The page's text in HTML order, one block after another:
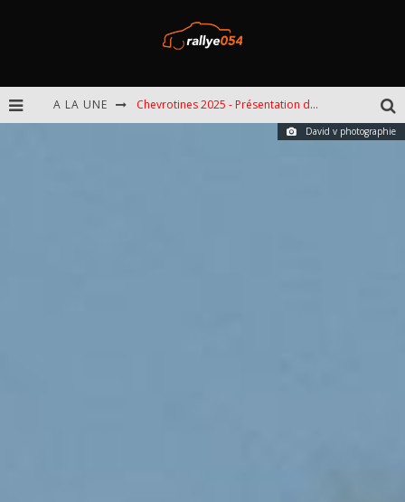
A LA UNE
David v photographie